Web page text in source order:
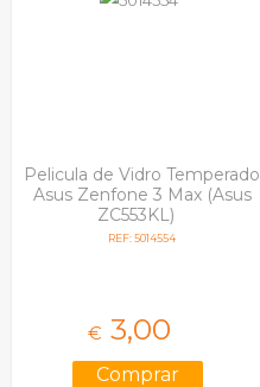
Pelicula de Vidro Temperado
Asus Zenfone 3 Max (Asus
ZC553KL)
REF: 5014554
€ 3,00